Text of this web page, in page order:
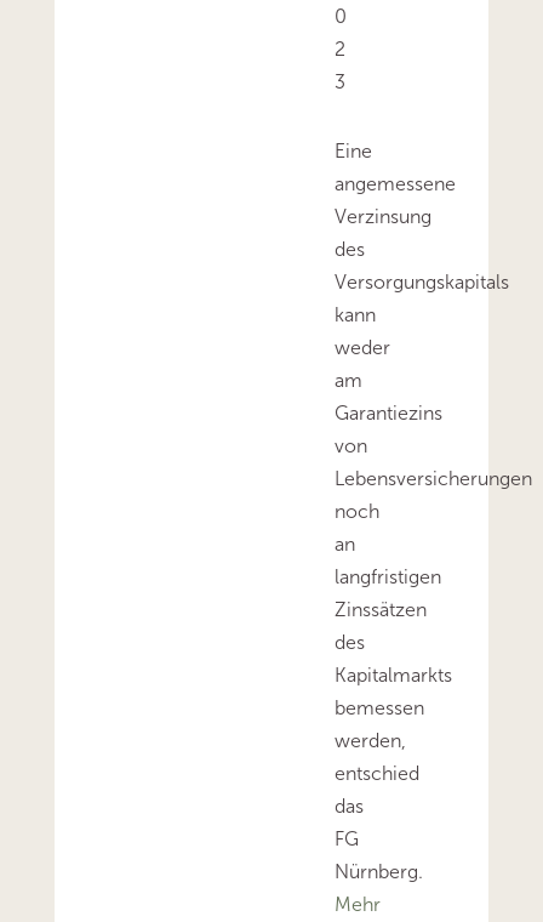
0
2
3
Eine
angemessene
Verzinsung
des
Versorgungskapitals
kann
weder
am
Garantiezins
von
Lebensversicherungen
noch
an
langfristigen
Zinssätzen
des
Kapitalmarkts
bemessen
werden,
entschied
das
FG
Nürnberg.
Mehr